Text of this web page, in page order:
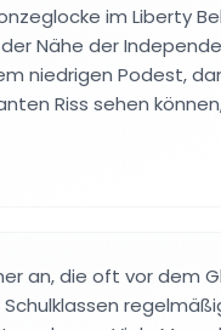
im Liberty
Nähe der
niedrigen Podest,
Riss sehen
an, die oft vor dem